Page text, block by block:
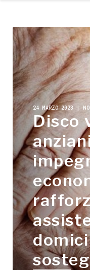
24 MARZO 2023 |
Disco